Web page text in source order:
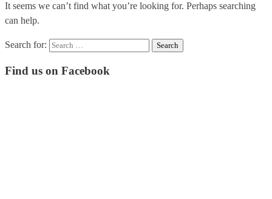
It seems we can’t find what you’re looking for. Perhaps searching
can help.
Search for:
Find us on Facebook